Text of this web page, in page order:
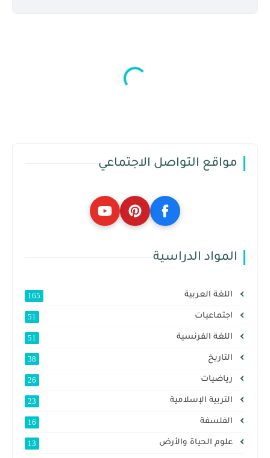
مواقع التواصل الاجتماعي
المواد الدراسية
اللغة العربية 165
اجتماعيات 51
اللغة الفرنسية 51
التاريخ 38
رياضيات 26
التربية الإسلامية 23
الفلسفة 16
علوم الحياة والأرض 13